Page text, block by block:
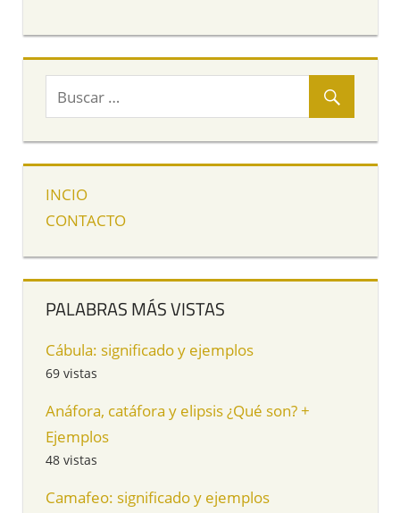
INCIO
CONTACTO
PALABRAS MÁS VISTAS
Cábula: significado y ejemplos
69 vistas
Anáfora, catáfora y elipsis ¿Qué son? +
Ejemplos
48 vistas
Camafeo: significado y ejemplos